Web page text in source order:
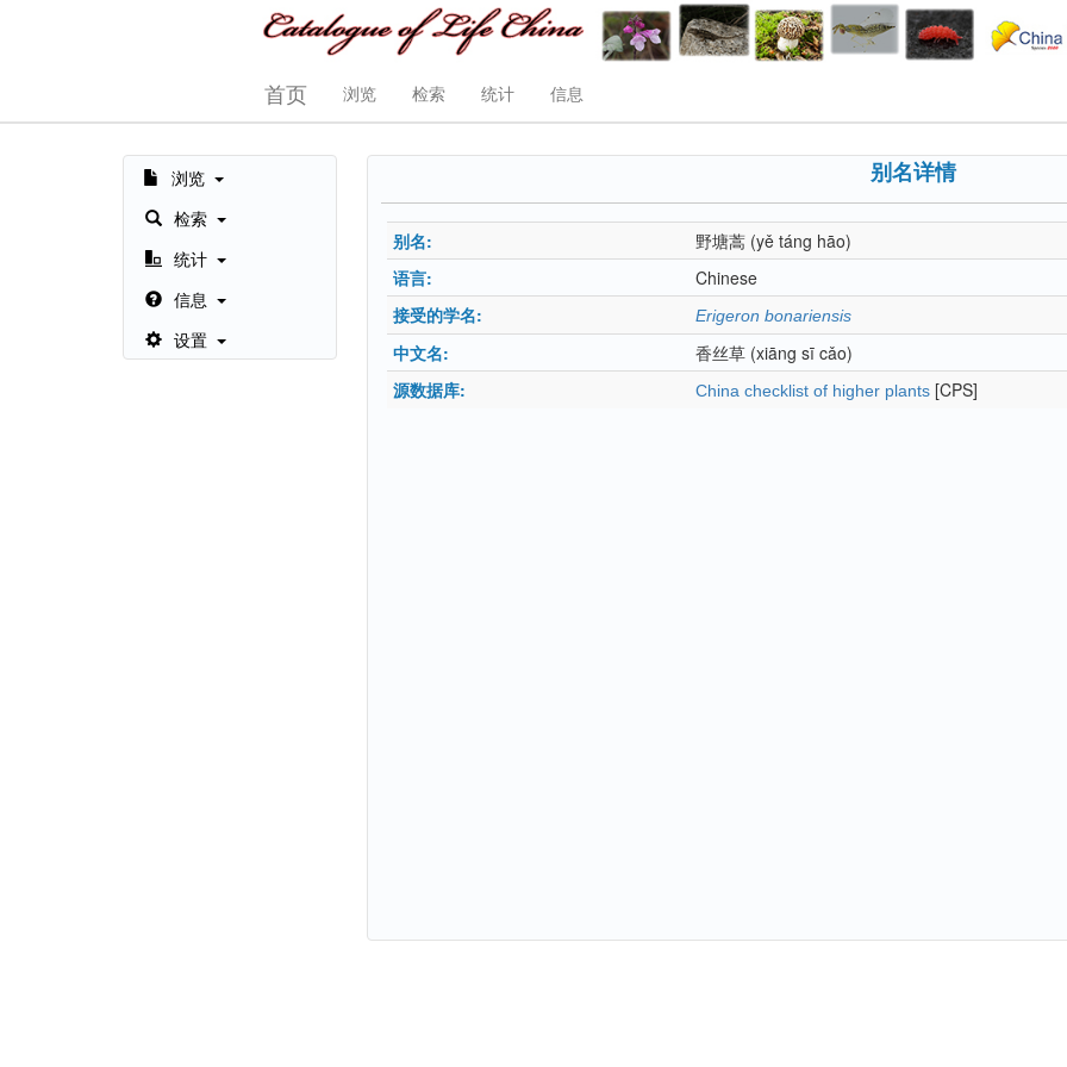
首页 浏览 检索 统计 信息
浏览
检索
统计
信息
设置
别名详情
别名: 野塘蒿 (yě táng hāo)
语言:
Chinese
接受的学名:
Erigeron bonariensis
中文名: 香丝草 (xiāng sī cǎo)
源数据库:
China checklist of higher plants [CPS]